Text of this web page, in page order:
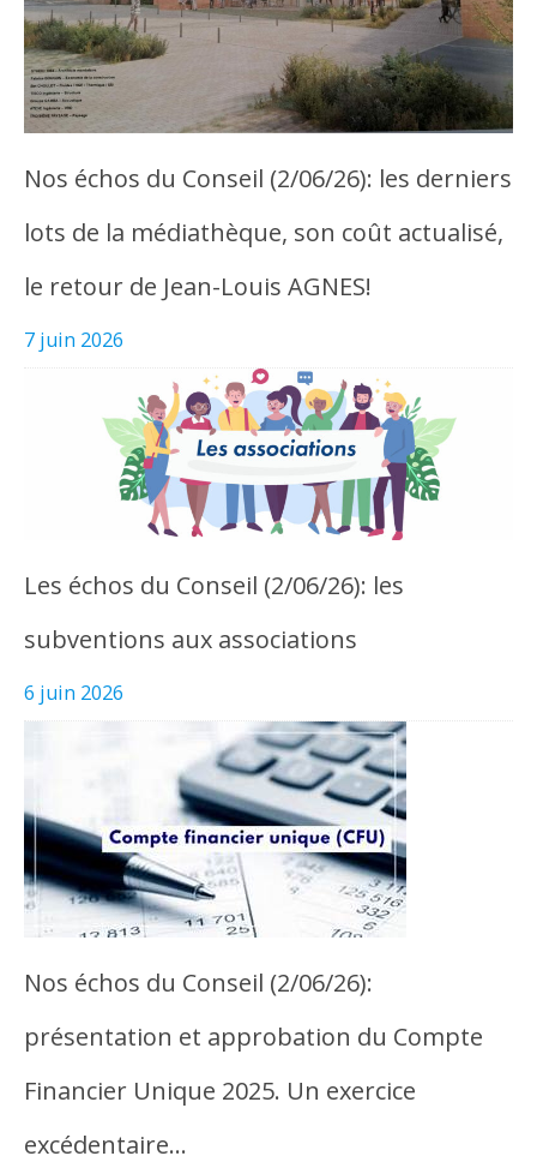
Nos échos du Conseil (2/06/26): les derniers
lots de la médiathèque, son coût actualisé,
le retour de Jean-Louis AGNES!
7 juin 2026
Les échos du Conseil (2/06/26): les
subventions aux associations
6 juin 2026
Nos échos du Conseil (2/06/26):
présentation et approbation du Compte
Financier Unique 2025. Un exercice
excédentaire…